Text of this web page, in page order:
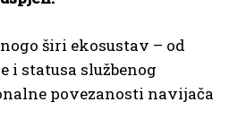
širi ekosustav – od
i statusa službenog
povezanosti navijača